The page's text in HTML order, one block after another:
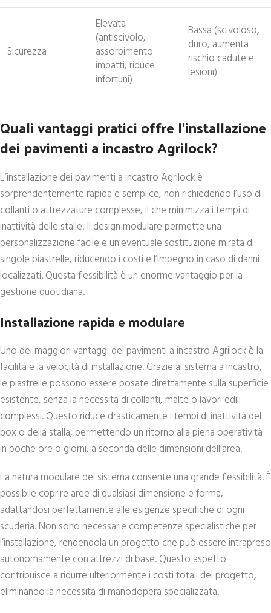
Sicurezza
Elevata
(antiscivolo,
assorbimento
impatti, riduce
infortuni)
Bassa (scivoloso,
duro, aumenta
rischio cadute e
lesioni)
Quali vantaggi pratici offre l’installazione
dei pavimenti a incastro Agrilock?
L’installazione dei pavimenti a incastro Agrilock è
sorprendentemente rapida e semplice, non richiedendo l’uso di
collanti o attrezzature complesse, il che minimizza i tempi di
inattività delle stalle. Il design modulare permette una
personalizzazione facile e un’eventuale sostituzione mirata di
singole piastrelle, riducendo i costi e l’impegno in caso di danni
localizzati. Questa flessibilità è un enorme vantaggio per la
gestione quotidiana.
Installazione rapida e modulare
Uno dei maggiori vantaggi dei pavimenti a incastro Agrilock è la
facilità e la velocità di installazione. Grazie al sistema a incastro,
le piastrelle possono essere posate direttamente sulla superficie
esistente, senza la necessità di collanti, malte o lavori edili
complessi. Questo riduce drasticamente i tempi di inattività del
box o della stalla, permettendo un ritorno alla piena operatività
in poche ore o giorni, a seconda delle dimensioni dell’area.
La natura modulare del sistema consente una grande flessibilità. È
possibile coprire aree di qualsiasi dimensione e forma,
adattandosi perfettamente alle esigenze specifiche di ogni
scuderia. Non sono necessarie competenze specialistiche per
l’installazione, rendendola un progetto che può essere intrapreso
autonomamente con attrezzi di base. Questo aspetto
contribuisce a ridurre ulteriormente i costi totali del progetto,
eliminando la necessità di manodopera specializzata.